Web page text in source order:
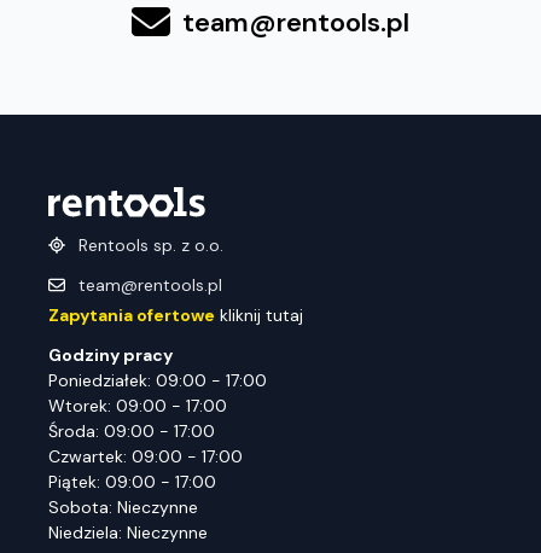
team@rentools.pl
Rentools sp. z o.o.
team@rentools.pl
Zapytania ofertowe kliknij tutaj
Godziny pracy
Poniedziałek: 09:00 - 17:00
Wtorek: 09:00 - 17:00
Środa: 09:00 - 17:00
Czwartek: 09:00 - 17:00
Piątek: 09:00 - 17:00
Sobota: Nieczynne
Niedziela: Nieczynne